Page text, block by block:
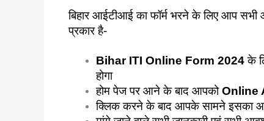
बिहार आईटीआई का फॉर्म भरने के लिए आप सभी
प्रकार है-
Bihar ITI Online Form 2024के
होगा
होम पेज पर आने के बाद आपकोOnline
क्लिक करने के बाद आपके सामने इसका